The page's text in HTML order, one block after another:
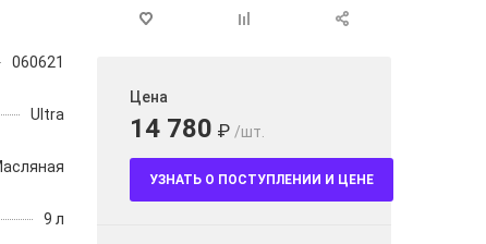
060621
Ultra
9 л
Цена
14 780 ₽ /шт.
УЗНАТЬ О ПОСТУПЛЕНИИ И ЦЕНЕ